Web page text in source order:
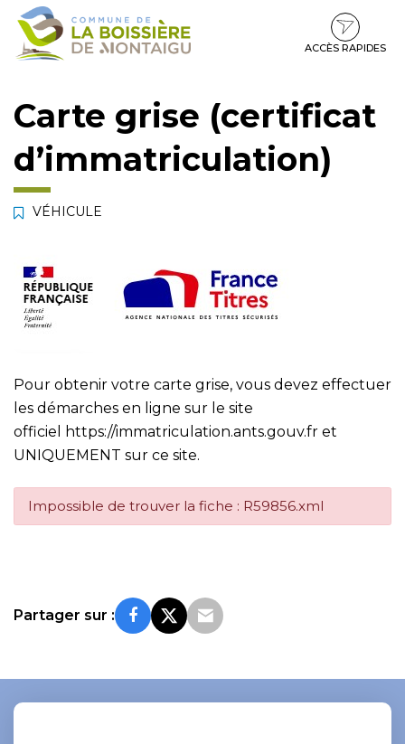
Gestion des traceurs
Aller
Aller
contenu
Aller
pied
ACCÈS RAPIDES
Carte grise (certificat
d’immatriculation)
VÉHICULE
Pour obtenir votre carte grise, vous devez effectuer
les démarches en ligne sur le site
officiel
https://immatriculation.ants.gouv.fr et
UNIQUEMENT sur ce site.
Impossible de trouver la fiche : R59856.xml
Partager sur :